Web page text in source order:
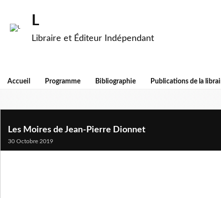
L
Libraire et Éditeur Indépendant
Accueil Programme Bibliographie Publications de la
Les Moires de Jean-Pierre Dionnet
30 Octobre 2019